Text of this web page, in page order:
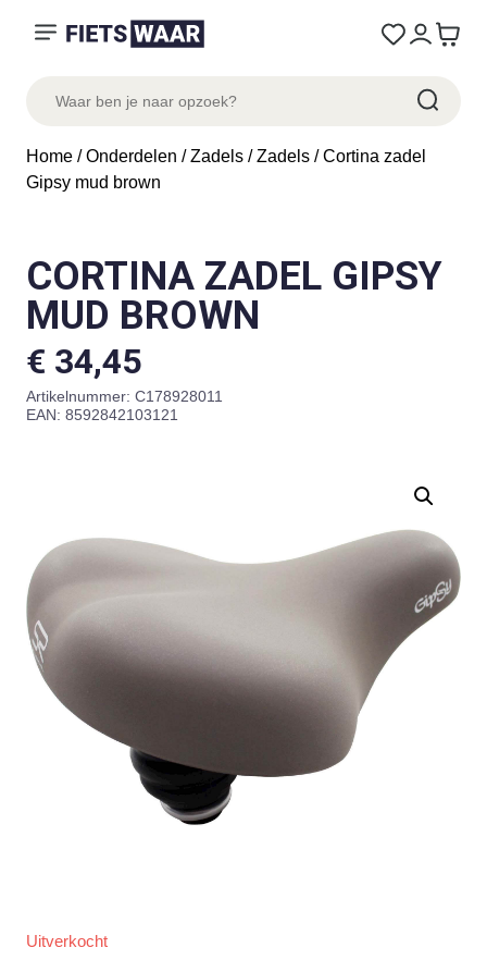
Home /Onderdelen /Zadels /Zadels / Cortina zadel
Gipsy mud brown
CORTINA ZADEL GIPSY
MUD BROWN
€ 34,45
Artikelnummer: C178928011
EAN: 8592842103121
Uitverkocht